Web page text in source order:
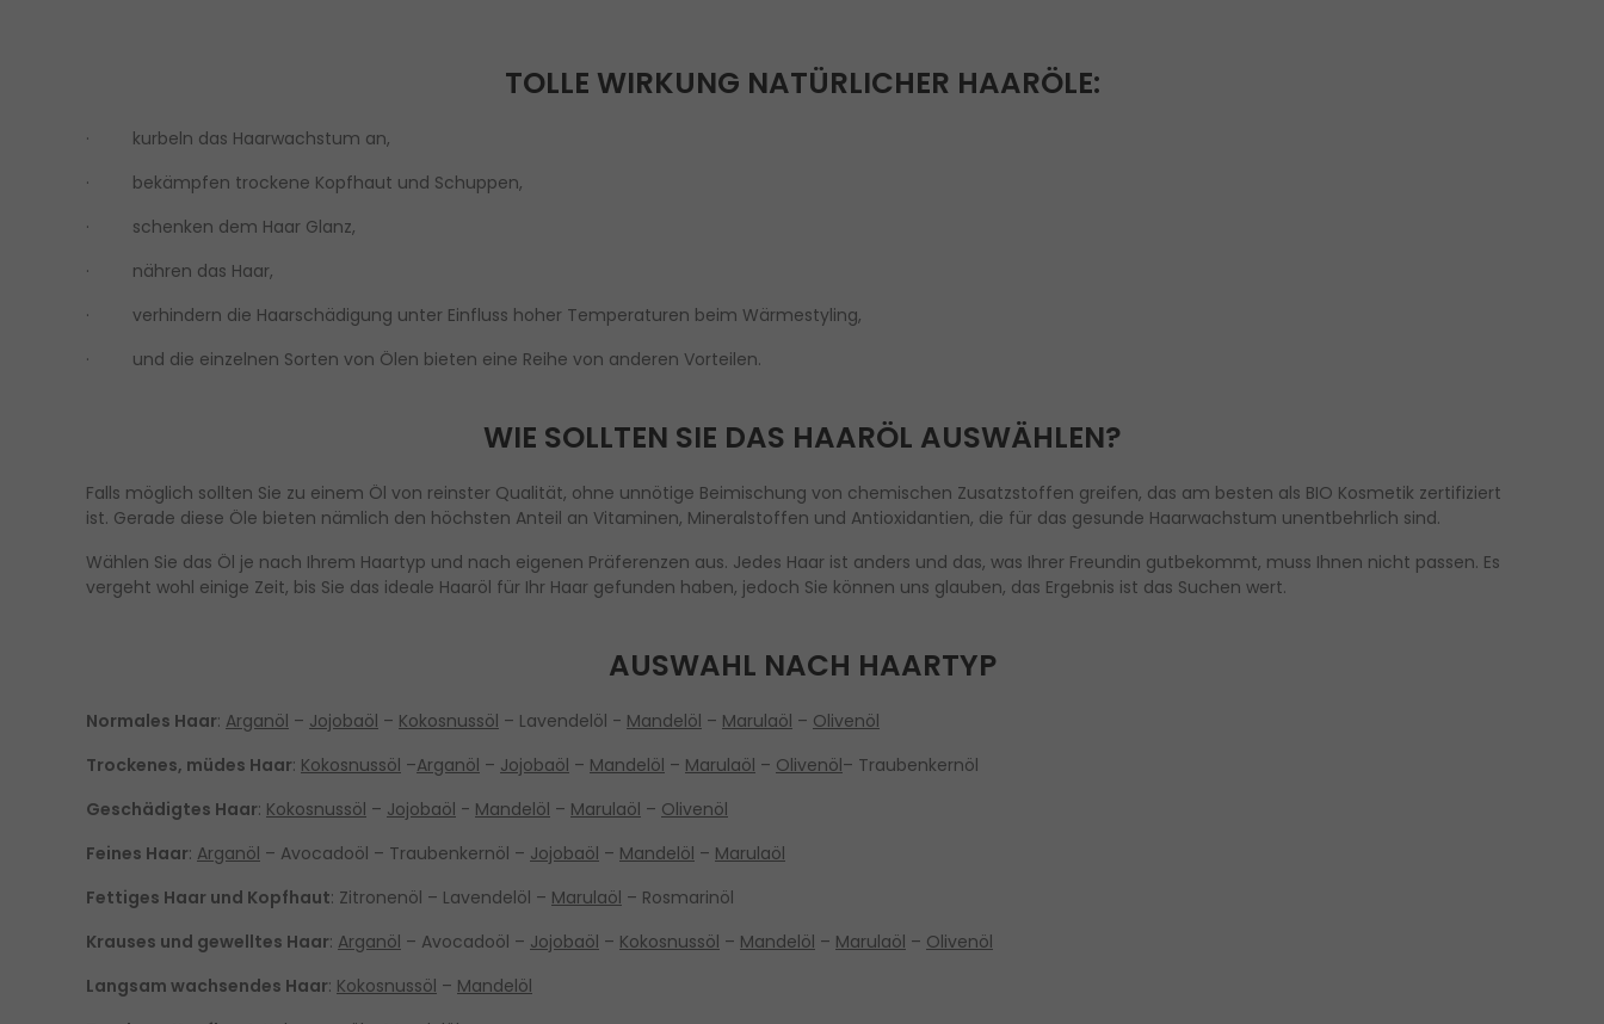
TOLLE WIRKUNG NATÜRLICHER HAARÖLE:
· kurbeln das Haarwachstum an,
· bekämpfen trockene Kopfhaut und Schuppen,
· schenken dem Haar Glanz,
· nähren das Haar,
· verhindern die Haarschädigung unter Einfluss hoher Temperaturen beim Wärmestyling,
· und die einzelnen Sorten von Ölen bieten eine Reihe von anderen Vorteilen.
WIE SOLLTEN SIE DAS HAARÖL AUSWÄHLEN?
Falls möglich sollten Sie zu einem Öl von reinster Qualität, ohne unnötige Beimischung von chemischen Zusatzstoffen greifen, das am besten als BIO Kosmetik zertifiziert
ist. Gerade diese Öle bieten nämlich den höchsten Anteil an Vitaminen, Mineralstoffen und Antioxidantien, die für das gesunde Haarwachstum unentbehrlich sind.
Wählen Sie das Öl je nach Ihrem Haartyp und nach eigenen Präferenzen aus. Jedes Haar ist anders und das, was Ihrer Freundin gutbekommt, muss Ihnen nicht passen. Es
vergeht wohl einige Zeit, bis Sie das ideale Haaröl für Ihr Haar gefunden haben, jedoch Sie können uns glauben, das Ergebnis ist das Suchen wert.
AUSWAHL NACH HAARTYP
Normales Haar: Arganöl – Jojobaöl – Kokosnussöl – Lavendelöl - Mandelöl – Marulaöl – Olivenöl
Trockenes, müdes Haar: Kokosnussöl –Arganöl – Jojobaöl – Mandelöl – Marulaöl – Olivenöl– Traubenkernöl
Geschädigtes Haar: Kokosnussöl – Jojobaöl - Mandelöl – Marulaöl – Olivenöl
Feines Haar: Arganöl – Avocadoöl – Traubenkernöl – Jojobaöl – Mandelöl – Marulaöl
Fettiges Haar und Kopfhaut: Zitronenöl – Lavendelöl – Marulaöl – Rosmarinöl
Krauses und gewelltes Haar: Arganöl – Avocadoöl – Jojobaöl – Kokosnussöl – Mandelöl – Marulaöl – Olivenöl
Langsam wachsendes Haar: Kokosnussöl – Mandelöl